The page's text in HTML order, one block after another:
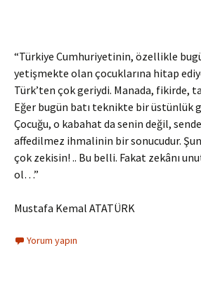
“Türkiye Cumhuriyetinin, özellikle
yetişmekte olan çocuklarına hitap
Türk’ten çok geriydi. Manada, fikirde,
Eğer bugün batı teknikte bir üstünlük
Çocuğu, o kabahat da senin değil,
affedilmez ihmalinin bir sonucudur.
çok zekisin! .. Bu belli. Fakat zekânı
ol…”
Mustafa Kemal ATATÜRK
Yorum yapın